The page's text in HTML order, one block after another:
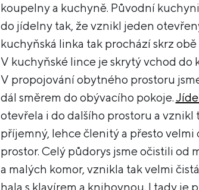
koupelny a kuchyně. Původní
do jídelny tak, že vznikl jeden
kuchyňská linka tak prochází skrz
V kuchyňské lince je skrytý vchod do
V propojování obytného prostoru
dál směrem do obývacího pokoje.
otevřela i do dalšího prostoru a vznikl
příjemný, lehce členitý a přesto
prostor. Celý půdorys jsme očistili od
a malých komor, vznikla tak velmi
hala s klavírem a knihovnou. I tady je